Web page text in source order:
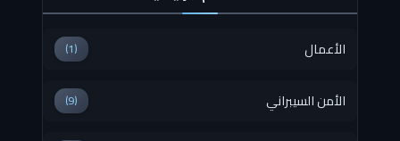
الأعمال (1)
الأمن السيبراني (9)